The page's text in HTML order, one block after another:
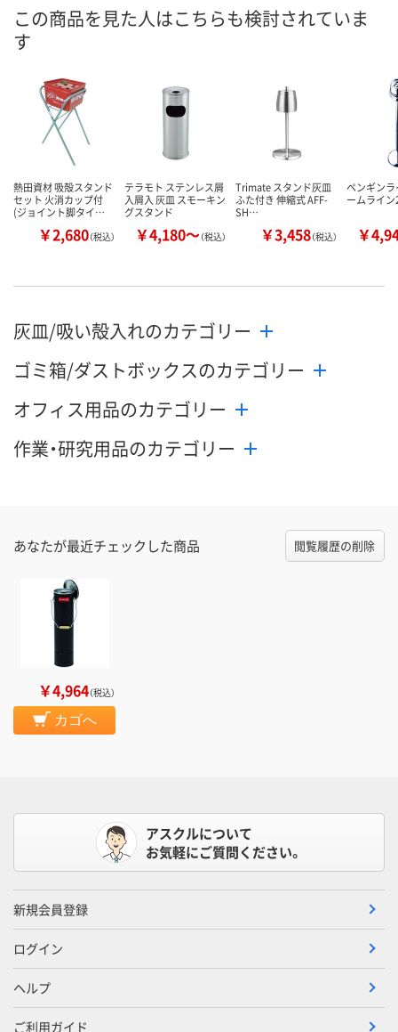
この商品を見た人はこちらも検討されていま
す
熱田資材 吸殻スタンド
セット 火消カップ付
(ジョイント脚タイ…
￥2,680（税込）
テラモト ステンレス屑
入屑入 灰皿 スモーキン
グスタンド
￥4,180～（税込）
Trimate スタンド灰皿
ふた付き 伸縮式 AFF-
SH…
￥3,458（税込）
ペンギン
ームライン
￥
灰皿/吸い殻入れのカテゴリー
ゴミ箱/ダストボックスのカテゴリー
オフィス用品のカテゴリー
作業・研究用品のカテゴリー
あなたが最近チェックした商品 閲覧履歴の削除
￥4,964（税込）
カゴへ
アスクルについて
お気軽にご質問ください。
新規会員登録
ログイン
ヘルプ
ご利用ガイド